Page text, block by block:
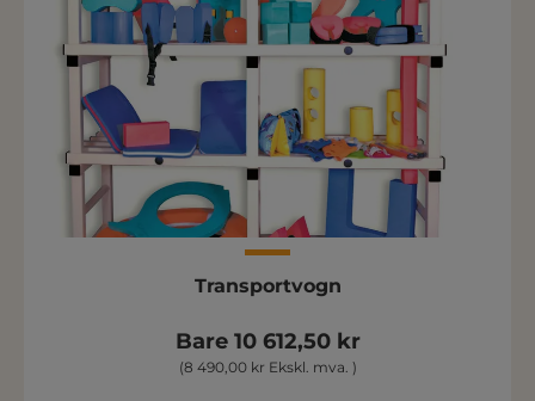
Transportvogn
Bare 10 612,50 kr
(8 490,00 kr Ekskl. mva. )